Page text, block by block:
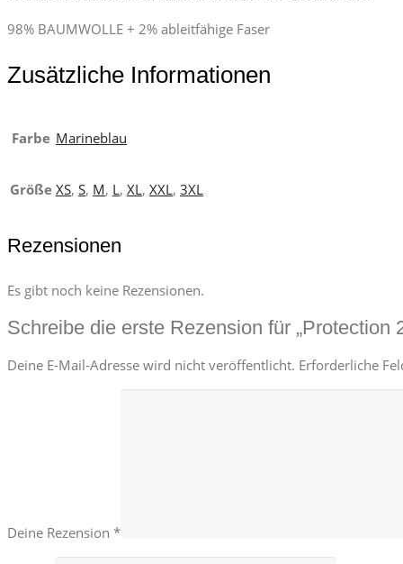
98% BAUMWOLLE + 2% ableitfähige Faser
Zusätzliche Informationen
Farbe Marineblau
Größe XS, S, M, L, XL, XXL, 3XL
Rezensionen
Es gibt noch keine Rezensionen.
Schreibe die erste Rezension für „Protection
Deine E-Mail-Adresse wird nicht veröffentlicht. Erforderliche
Deine Rezension *